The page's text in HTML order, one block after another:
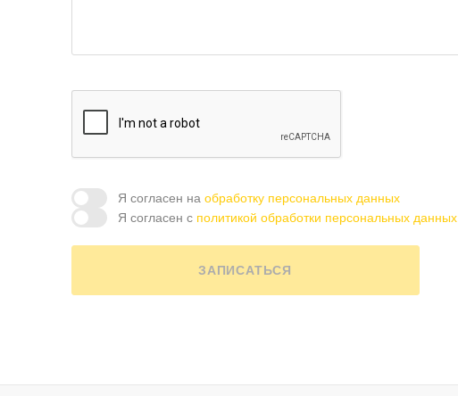
Я согласен на обработку персональных данных
Я согласен с политикой обработки персональных данных
ЗАПИСАТЬСЯ